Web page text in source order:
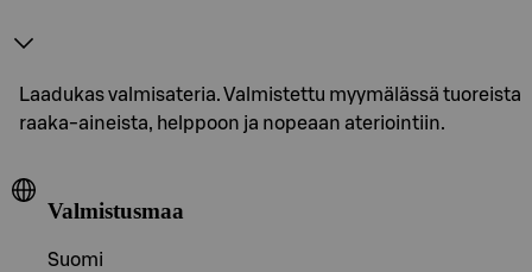
Laadukas valmisateria. Valmistettu myymälässä tuoreista
raaka-aineista, helppoon ja nopeaan ateriointiin.
Valmistusmaa
Suomi